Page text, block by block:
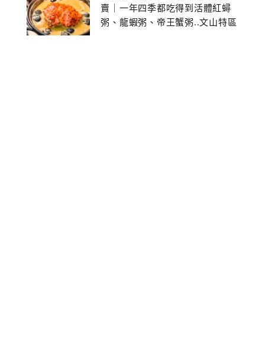
賣｜一年四季都吃得到活體紅蟳
粥、龍蝦粥、帝王蟹粥..文山特區